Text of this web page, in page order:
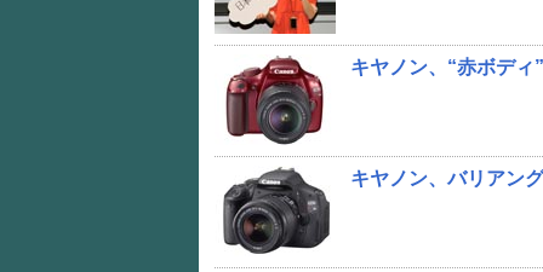
キヤノン、“赤ボデ
キヤノン、バリアン